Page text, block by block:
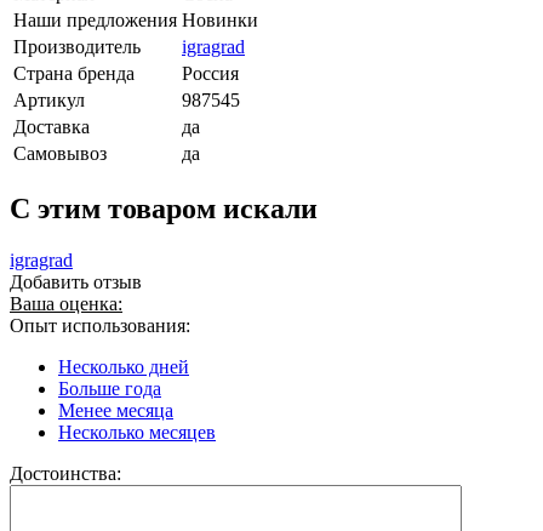
Наши предложения Новинки
Производитель
igragrad
Страна бренда
Россия
Артикул
987545
Доставка
да
Самовывоз
да
C этим товаром искали
igragrad
Добавить отзыв
Ваша оценка:
Опыт использования:
Несколько дней
Больше года
Менее месяца
Несколько месяцев
Достоинства: